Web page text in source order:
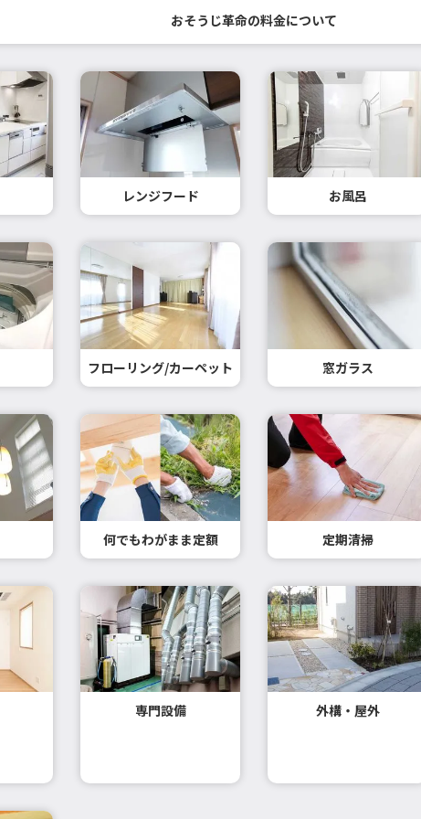
おそうじ革命の料金について
レンジフード お風呂
フローリング/カーペット 窓ガラス
何でもわがまま定額 定期清掃
専門設備 外構・屋外